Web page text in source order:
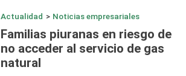
Actualidad > Noticias empresariales
Familias piuranas en riesgo de
no acceder al servicio de gas
natural